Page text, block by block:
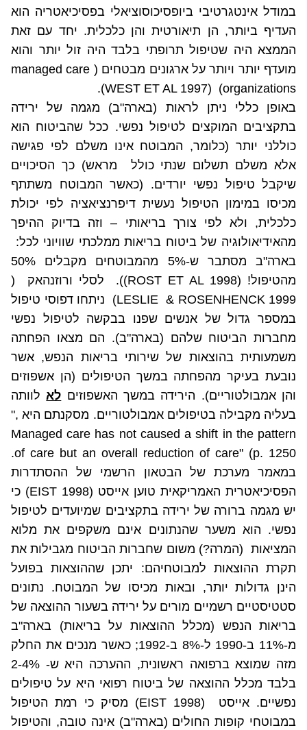
במודל אינטגרטיבי ביופסיכוסוציאלי בפסיכיאטריה הוא
העדיף ביותר, הן תיאורטית והן כלכלית. יחד עם זאת
הממצא היה שטיפול תרופתי בלבד היה זול יותר והוא
מועדף יותר ויותר על ארגונים מבטחים ( managed care
organizations
)
(
WEST ET AL 1997
).
באופן כללי ניתן לראות (בארה"ב) מגמה של ירידה
בתקציבים המוקצים לטיפול נפשי. ככל שהביטוח הוא
כוללני יותר (כלומר, המבוטח אינו משלם לפי פגישה
אלא משלם תשלום שנתי כולל
מראש) כך הסיכויים
שיקבל טיפול נפשי יורדים. (כאשר המבוטח משתתף
מכיסו במימון הטיפול נעשית דיפרנציאציה לפי יכולת
כלכלית, ולא לפי צורך בריאותי – וזה בדיוק ההיפך
מהאידיאולוגיה של ביטוח בריאות ממלכתי שוויוני לכל:
בארה"ב מסתבר ש-5% מהמבוטחים מקבלים 50%
מהטיפול! (ROST ET AL 1998
)). לסלי ורוזנהאק
(
LESLIE & ROSENHENCK 1999
)
ניתחו דפוסי טיפול
במספר גדול של אנשים שפנו בבקשה לטיפול נפשי
מחברות הביטוח שלהם (בארה"ב). הם מצאו הפחתה
משמעותית בהוצאות של שירותי בריאות הנפש, אשר
נובעת בעיקר מהפחתה במשך הטיפולים (הן אשפוזים
והן אמבולטוריים). הירידה במשך האשפוזים לאלוותה
בעליה מקבילה בטיפולים אמבולטוריים. מסקנתם היא ,"
Managed care has not caused a shift in the pattern
of care but an overall reduction of care" (p. 1250
.
במאמר מערכת של הבטאון הרשמי של ההסתדרות
הפסיכיאטרית האמריקאית טוען אייסט (EIST 1998) כי
יש מגמה ברורה של ירידה בתקציבים שמיועדים לטיפול
נפשי. הוא משער שהנתונים אינם משקפים את מלוא
המציאות (המרה?) משום שחברות הביטוח מגבילות את
תקרת ההוצאות למבוטחיהם: יתכן שההוצאות בפועל
הינן גדולות יותר, ובאות מכיסו של המבוטח. נתונים
סטטיסטיים רשמיים מורים על ירידה בשעור ההוצאה של
בריאות הנפש (מכלל ההוצאות על בריאות) בארה"ב
מ-11% ב-1990 ל-8% ב-1992; כאשר מנכים את החלק
מזה שמוצא ברפואה ראשונית, ההערכה היא ש- 2-4%
בלבד מכלל ההוצאה של ביטוח רפואי היא על טיפולים
נפשיים. אייסט
(
EIST 1998) מסיק כי רמת הטיפול
במבוטחי קופות החולים (בארה"ב) אינה טובה, והטיפול